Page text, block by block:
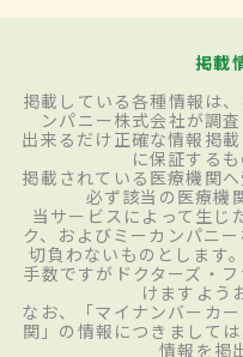
掲載
掲載している各種情報は
ンパニー株式会社が調
出来るだけ正確な情報掲
に保証する
掲載されている医療機関
必ず該当の医療機
当サービスによって生じ
ク、およびミーカンパニ
切負わないものとします
手数ですがドクターズ・
けますよう
なお、「マイナンバーカ
関」の情報につきまして
情報を掲